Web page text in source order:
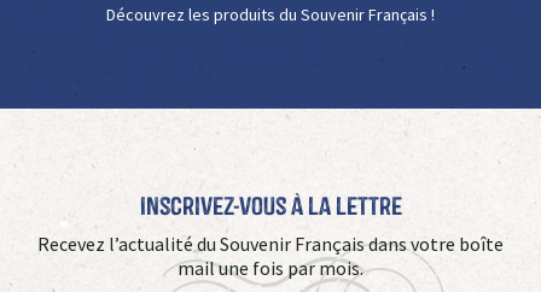
Découvrez les produits du Souvenir Français !
Inscrivez-vous à La Lettre
Recevez l’actualité du Souvenir Français dans votre boîte
mail une fois par mois.